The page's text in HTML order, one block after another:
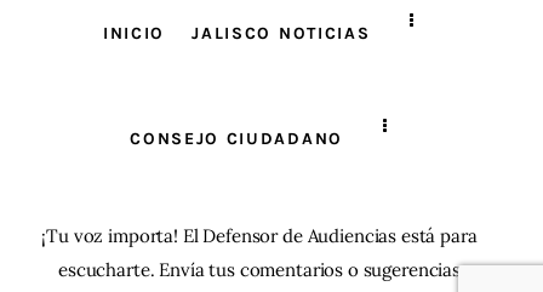
INICIO JALISCO NOTICIAS
CONSEJO CIUDADANO
¡Tu voz importa! El Defensor de Audiencias está para
escucharte. Envía tus comentarios o sugerencias